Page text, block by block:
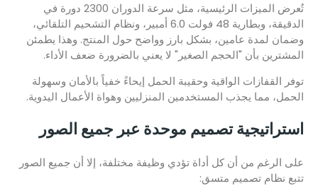
تُعرض الميزات الرئيسية، مثل سرعة الدوران 2300 دورة في
الدقيقة، وبطارية 48 فولت 6.0 أمبير، ونظام التشحيم التلقائي،
وضمان لمدة عامين، بشكل بارز وواضح حول المنتج. وهذا يطمئن
المشترين بأن "الحجم الصغير" لا يعني بالضرورة ضعف الأداء.
توفر القفازات الواقية وحقيبة الحمل إيحاءً خفياً بالأمان وسهولة
الحمل، مما يجذب المستخدمين المنزليين وهواة الأعمال اليدوية.
استراتيجية تصميم موحدة عبر جميع الصور
على الرغم من أن كل أداة تؤدي وظيفة مختلفة، إلا أن جميع الصور
تتبع نظام تصميم متسق: